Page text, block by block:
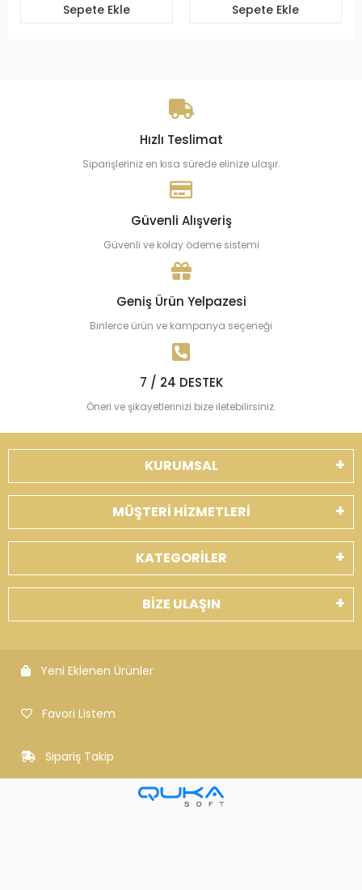
Sepete Ekle Sepete Ekle
Hızlı Teslimat
Siparişleriniz en kısa sürede elinize ulaşır.
Güvenli Alışveriş
Güvenli ve kolay ödeme sistemi
Geniş Ürün Yelpazesi
Binlerce ürün ve kampanya seçeneği
7 / 24 DESTEK
Öneri ve şikayetlerinizi bize iletebilirsiniz.
KURUMSAL
MÜŞTERİ HİZMETLERİ
KATEGORİLER
BİZE ULAŞIN
Yeni Eklenen Ürünler
Favori Listem
Sipariş Takip